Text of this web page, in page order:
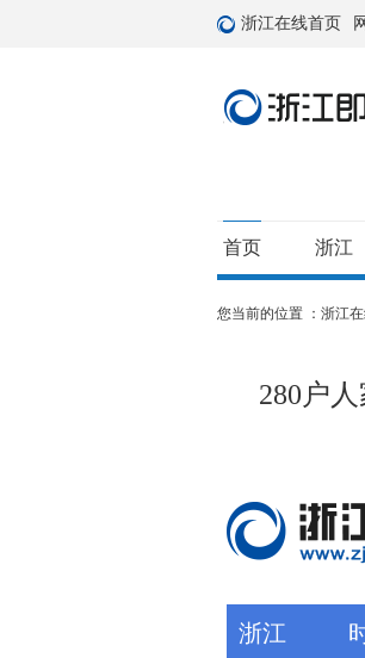
浙江在线首页
首页 浙江
您当前的位置 ： 浙江
280户